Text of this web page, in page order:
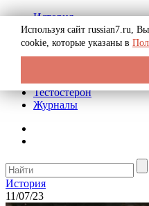
История
Биография
Криминал
Реклама на сайте
Тестостерон
Журналы
История
11/07/23
Используя сайт russian7.ru,
cookie, которые указаны в